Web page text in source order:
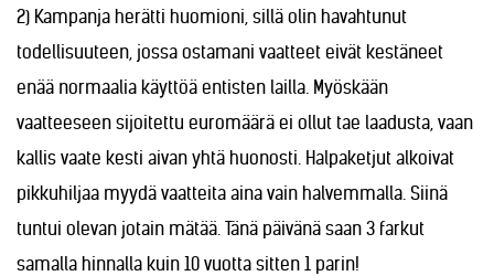
2) Kampanja herätti huomioni, sillä olin havahtunut
todellisuuteen, jossa ostamani vaatteet eivät kestäneet
enää normaalia käyttöä entisten lailla. Myöskään
vaatteeseen sijoitettu euromäärä ei ollut tae laadusta, vaan
kallis vaate kesti aivan yhtä huonosti. Halpaketjut alkoivat
pikkuhiljaa myydä vaatteita aina vain halvemmalla. Siinä
tuntui olevan jotain mätää. Tänä päivänä saan 3 farkut
samalla hinnalla kuin 10 vuotta sitten 1 parin!